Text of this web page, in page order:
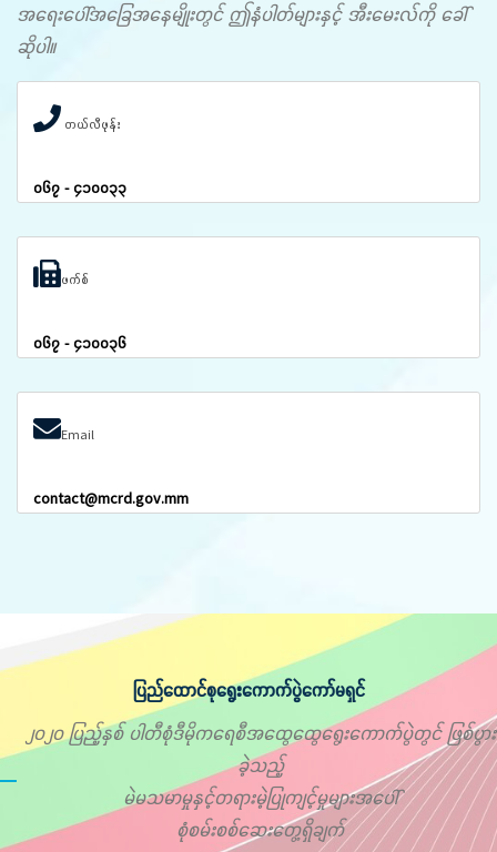
အရေးပေါ်အခြေအနေမျိုးတွင် ဤနံပါတ်များနှင့် အီးမေးလ်ကို ခေါ်
ဆိုပါ။
တယ်လီဖုန်း
၀၆၇ - ၄၁၀၀၃၃
ဖက်စ်
၀၆၇ - ၄၁၀၀၃၆
Email
contact@mcrd.gov.mm
ပြည်ထောင်စုရွေးကောက်ပွဲကော်မရှင်
၂၀၂၀ ပြည့်နှစ် ပါတီစုံဒီမိုကရေစီအထွေထွေရွေးကောက်ပွဲတွင် ဖြစ်ပွား
ခဲ့သည့်
မဲမသမာမှုနှင့်တရားမဲ့ပြုကျင့်မှုများအပေါ်
စုံစမ်းစစ်ဆေးတွေ့ရှိချက်